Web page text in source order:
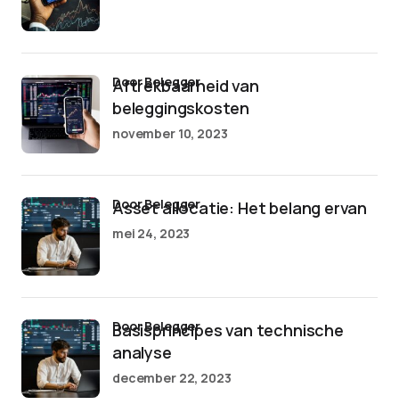
Aftrekbaarheid van
beleggingskosten
door Belegger
november 10, 2023
Asset allocatie: Het belang ervan
door Belegger
mei 24, 2023
Basisprincipes van technische
analyse
door Belegger
december 22, 2023